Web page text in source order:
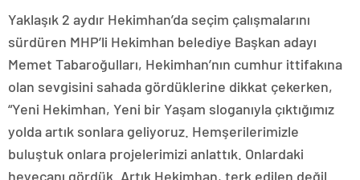
Yaklaşık 2 aydır Hekimhan’da seçim çalışmalarını
sürdüren MHP’li Hekimhan belediye Başkan adayı
Memet Tabaroğulları, Hekimhan’nın cumhur ittifakına
olan sevgisini sahada gördüklerine dikkat çekerken,
“Yeni Hekimhan, Yeni bir Yaşam sloganıyla çıktığımız
yolda artık sonlara geliyoruz. Hemşerilerimizle
buluştuk onlara projelerimizi anlattık. Onlardaki
heyecanı gördük. Artık Hekimhan, terk edilen değil